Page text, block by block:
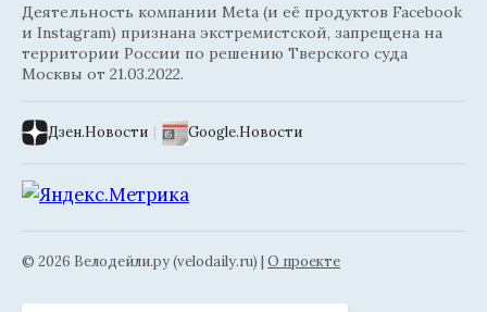
Деятельность компании Meta (и её продуктов Facebook
и Instagram) признана экстремистской, запрещена на
территории России по решению Тверского суда
Москвы от 21.03.2022.
Дзен.Новости | Google.Новости
© 2026 Велодейли.ру (velodaily.ru) | О проекте